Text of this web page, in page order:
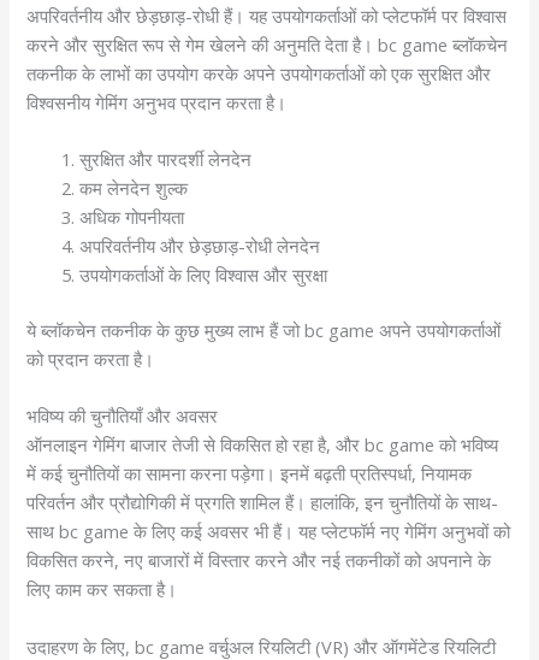
अपरिवर्तनीय और छेड़छाड़-रोधी हैं। यह उपयोगकर्ताओं को प्लेटफॉर्म पर विश्वास
करने और सुरक्षित रूप से गेम खेलने की अनुमति देता है। bc game ब्लॉकचेन
तकनीक के लाभों का उपयोग करके अपने उपयोगकर्ताओं को एक सुरक्षित और
विश्वसनीय गेमिंग अनुभव प्रदान करता है।
सुरक्षित और पारदर्शी लेनदेन
कम लेनदेन शुल्क
अधिक गोपनीयता
अपरिवर्तनीय और छेड़छाड़-रोधी लेनदेन
उपयोगकर्ताओं के लिए विश्वास और सुरक्षा
ये ब्लॉकचेन तकनीक के कुछ मुख्य लाभ हैं जो bc game अपने उपयोगकर्ताओं
को प्रदान करता है।
भविष्य की चुनौतियाँ और अवसर
ऑनलाइन गेमिंग बाजार तेजी से विकसित हो रहा है, और bc game को भविष्य
में कई चुनौतियों का सामना करना पड़ेगा। इनमें बढ़ती प्रतिस्पर्धा, नियामक
परिवर्तन और प्रौद्योगिकी में प्रगति शामिल हैं। हालांकि, इन चुनौतियों के साथ-
साथ bc game के लिए कई अवसर भी हैं। यह प्लेटफॉर्म नए गेमिंग अनुभवों को
विकसित करने, नए बाजारों में विस्तार करने और नई तकनीकों को अपनाने के
लिए काम कर सकता है।
उदाहरण के लिए, bc game वर्चुअल रियलिटी (VR) और ऑगमेंटेड रियलिटी